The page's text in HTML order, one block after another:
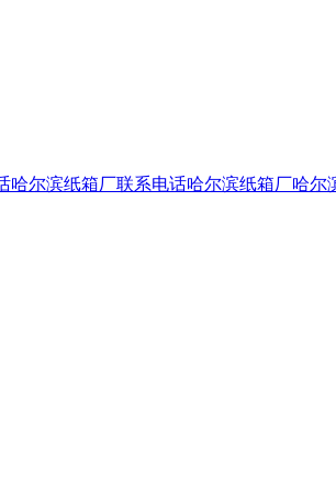
哈尔滨纸箱厂联系电话哈尔滨纸箱厂哈尔